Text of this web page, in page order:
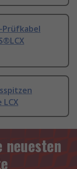
Prüfkabel
neuesten